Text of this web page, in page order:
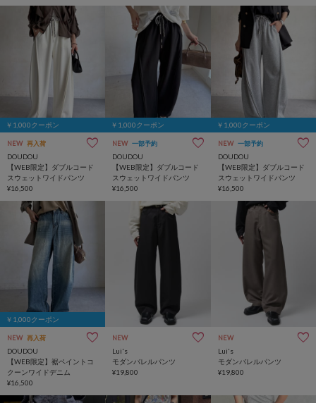
￥1,000クーポン
NEW 再入荷
DOUDOU
【WEB限定】ダブルコード
スウェットワイドパンツ
¥16,500
￥1,000クーポン
NEW 一部予約
DOUDOU
【WEB限定】ダブルコード
スウェットワイドパンツ
¥16,500
￥1,000クーポン
NEW 一部予約
DOUDOU
【WEB限定】ダブルコード
スウェットワイドパンツ
¥16,500
￥1,000クーポン
NEW 再入荷
DOUDOU
【WEB限定】裾ペイントコ
クーンワイドデニム
¥16,500
NEW
Lui's
モダンバレルパンツ
¥19,800
NEW
Lui's
モダンバレルパンツ
¥19,800